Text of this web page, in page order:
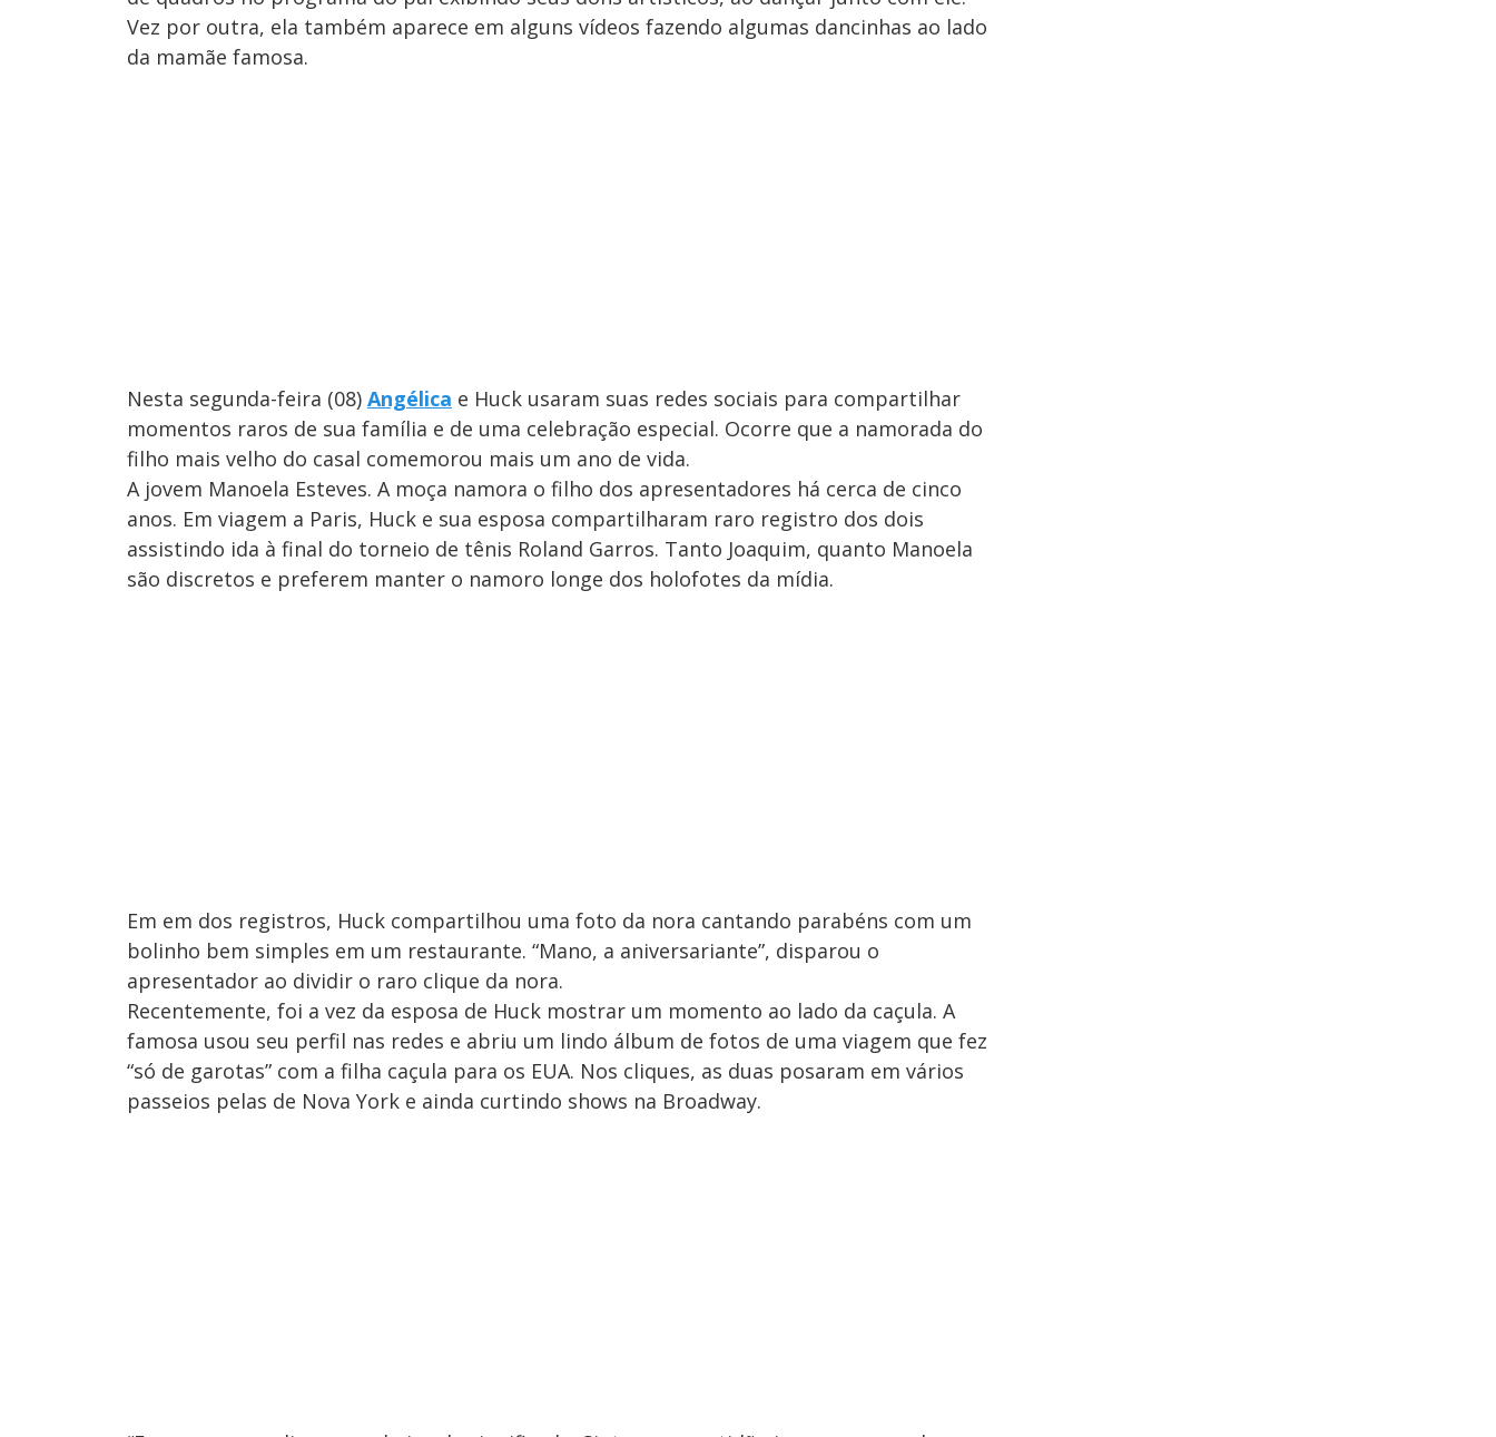
Vez por outra, ela também aparece em alguns vídeos fazendo algumas dancinhas ao lado
da mamãe famosa.
Nesta segunda-feira (08) Angélica e Huck usaram suas redes sociais para compartilhar
momentos raros de sua família e de uma celebração especial. Ocorre que a namorada do
filho mais velho do casal comemorou mais um ano de vida.
A jovem Manoela Esteves. A moça namora o filho dos apresentadores há cerca de cinco
anos. Em viagem a Paris, Huck e sua esposa compartilharam raro registro dos dois
assistindo ida à final do torneio de tênis Roland Garros. Tanto Joaquim, quanto Manoela
são discretos e preferem manter o namoro longe dos holofotes da mídia.
Em em dos registros, Huck compartilhou uma foto da nora cantando parabéns com um
bolinho bem simples em um restaurante. “Mano, a aniversariante”, disparou o
apresentador ao dividir o raro clique da nora.
Recentemente, foi a vez da esposa de Huck mostrar um momento ao lado da caçula. A
famosa usou seu perfil nas redes e abriu um lindo álbum de fotos de uma viagem que fez
“só de garotas” com a filha caçula para os EUA. Nos cliques, as duas posaram em vários
passeios pelas de Nova York e ainda curtindo shows na Broadway.